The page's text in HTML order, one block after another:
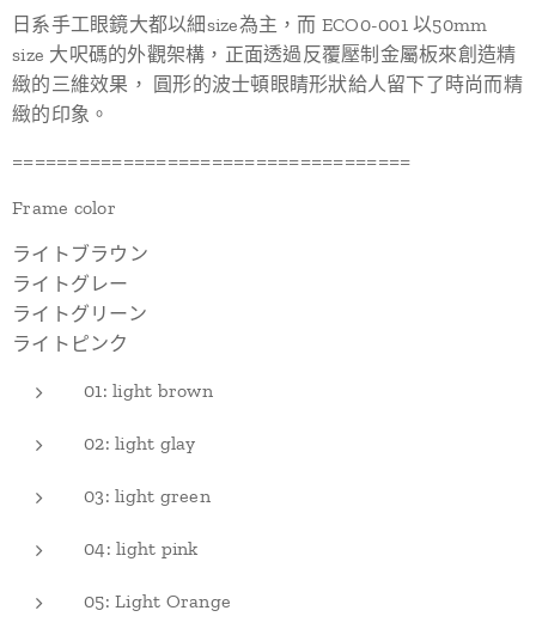
日系手工眼鏡大都以細size為主，而 ECO0-001 以50mm
size 大呎碼的外觀架構，正面透過反覆壓制金屬板來創造精
緻的三維效果， 圓形的波士頓眼睛形狀給人留下了時尚而精
緻的印象。
====================================
Frame color
ライトブラウン
ライトグレー
ライトグリーン
ライトピンク
01: light brown
02: light glay
03: light green
04: light pink
05: Light Orange